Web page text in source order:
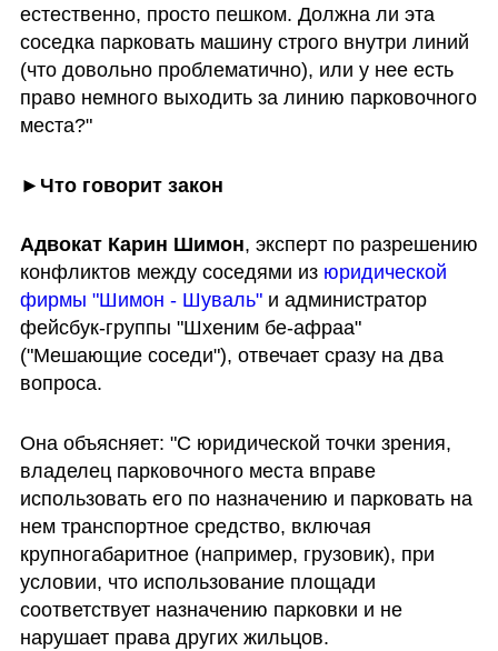
естественно, просто пешком. Должна ли эта
соседка парковать машину строго внутри линий
(что довольно проблематично), или у нее есть
право немного выходить за линию парковочного
места?"
►Что говорит закон
Адвокат Карин Шимон, эксперт по разрешению
конфликтов между соседями из юридической
фирмы "Шимон - Шуваль" и администратор
фейсбук-группы "Шхеним бе-афраа"
("Мешающие соседи"), отвечает сразу на два
вопроса.
Она объясняет: "С юридической точки зрения,
владелец парковочного места вправе
использовать его по назначению и парковать на
нем транспортное средство, включая
крупногабаритное (например, грузовик), при
условии, что использование площади
соответствует назначению парковки и не
нарушает права других жильцов.